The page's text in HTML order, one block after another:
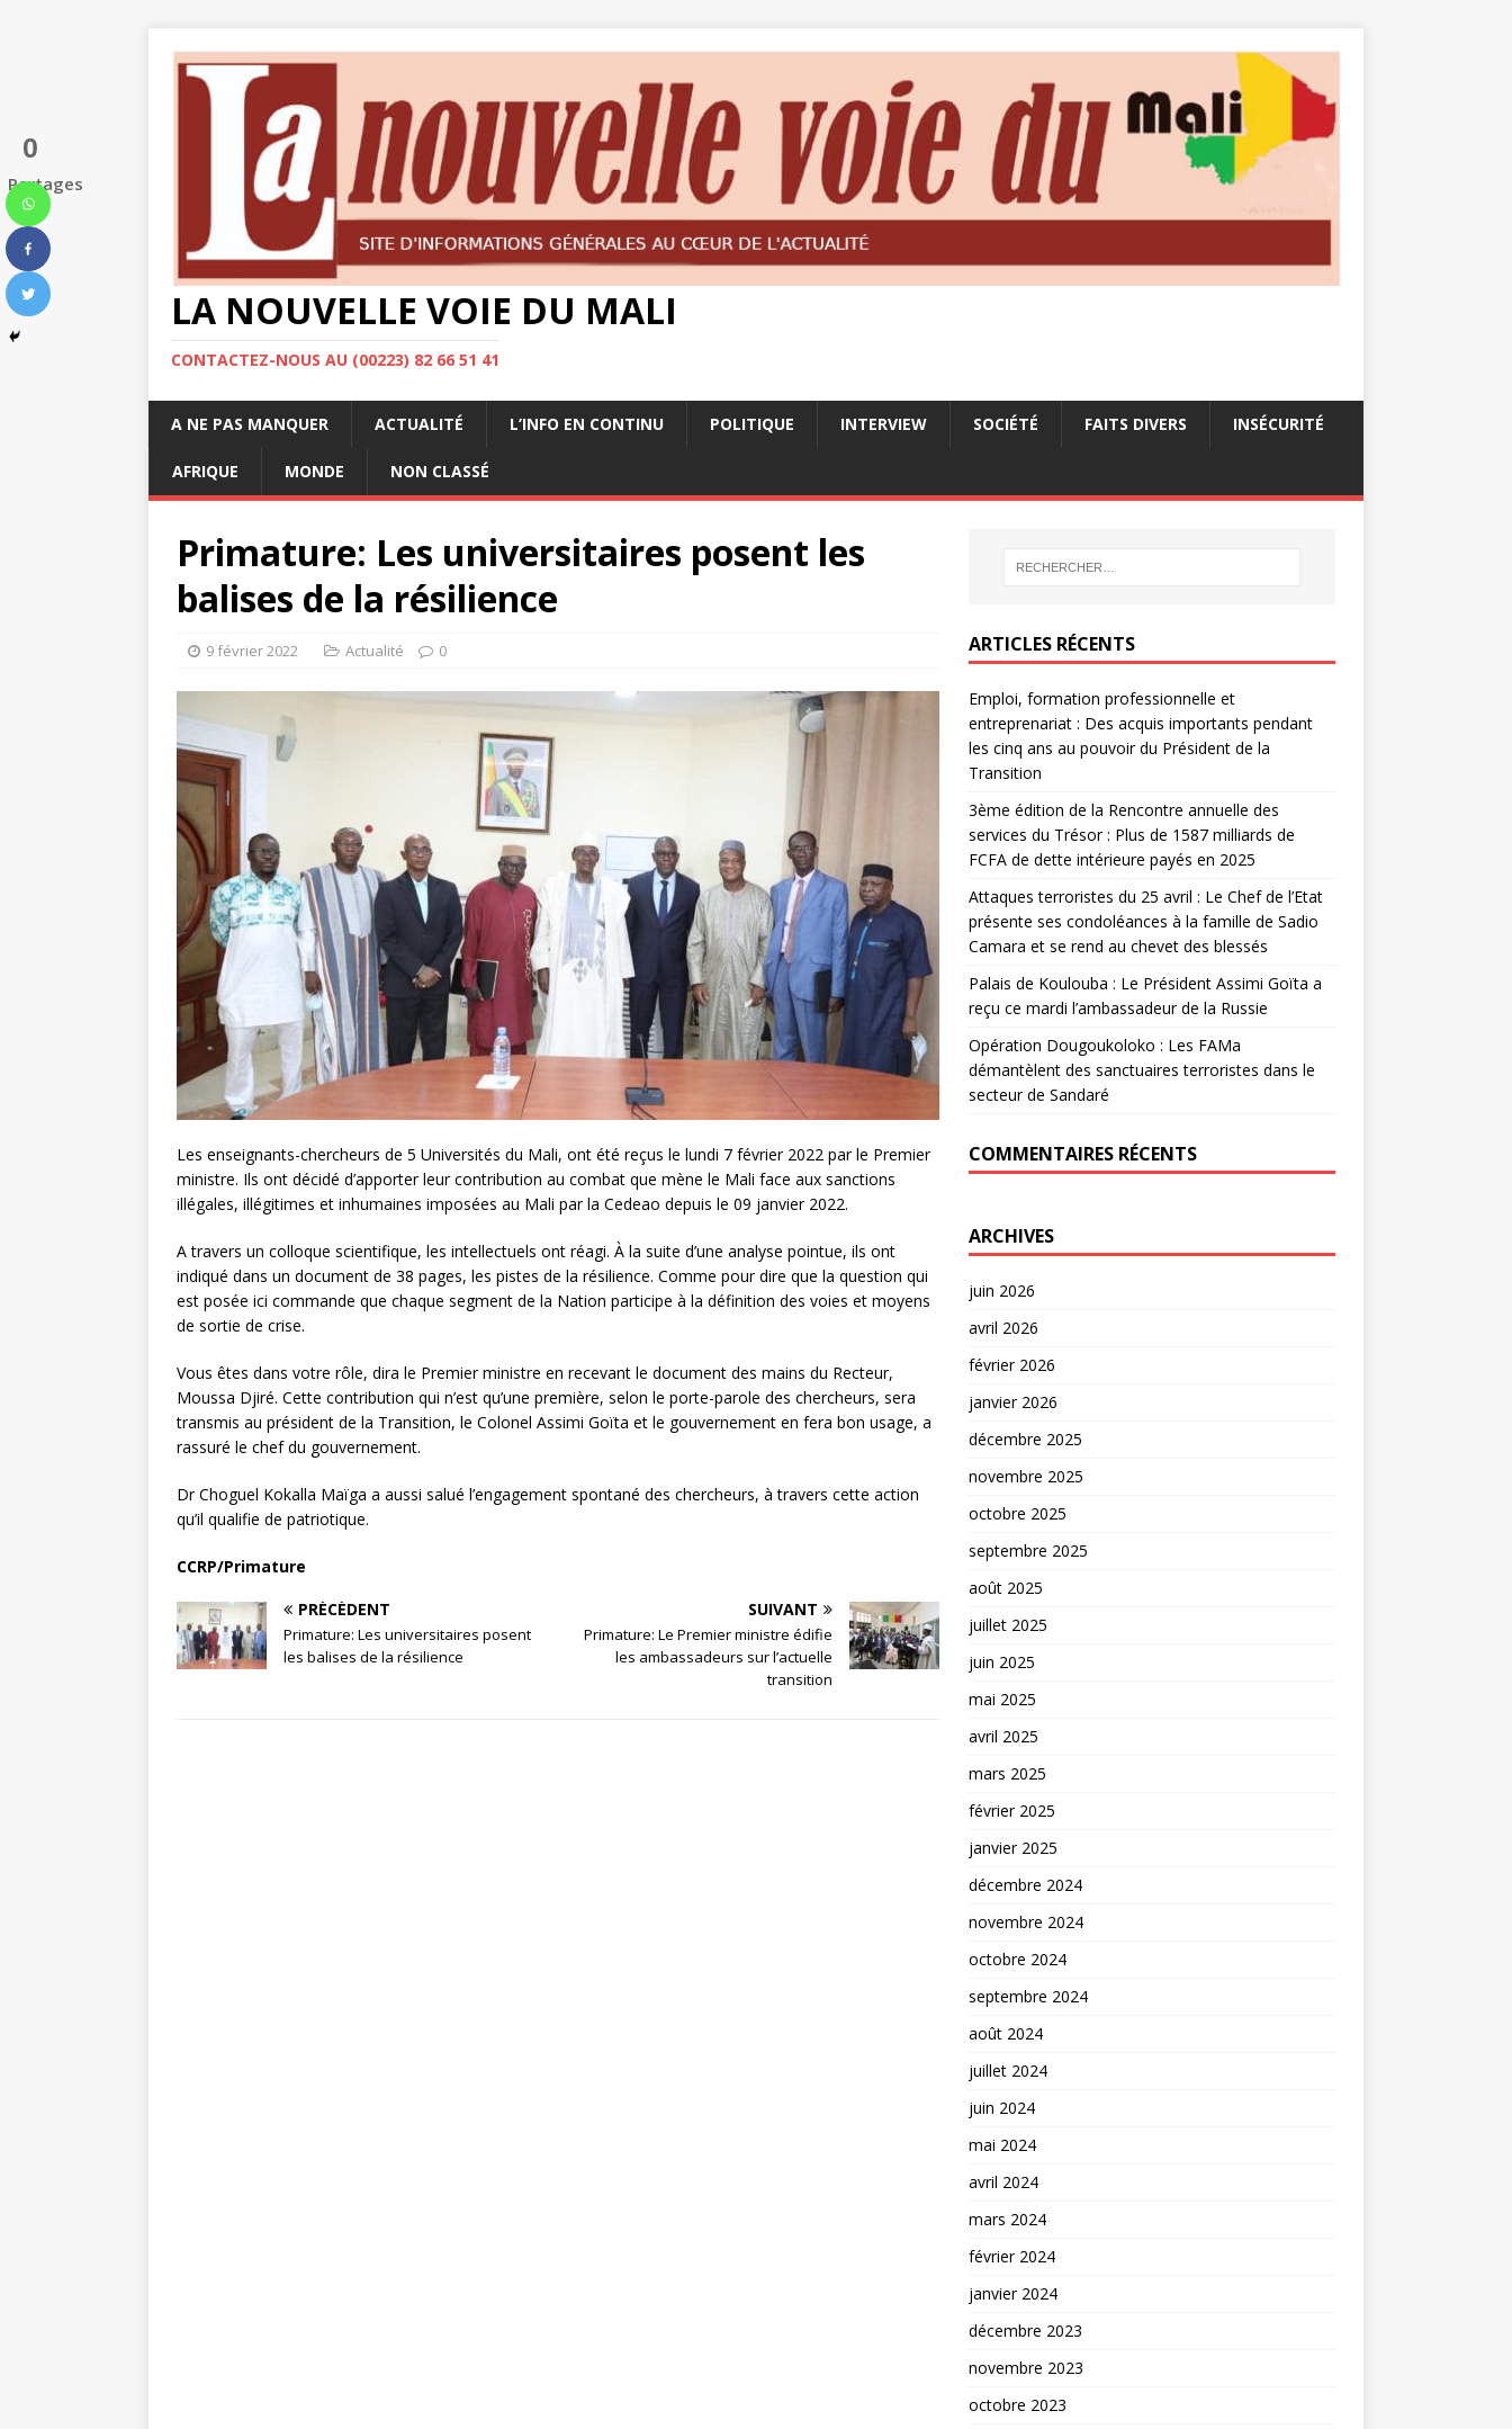
LA NOUVELLE VOIE DU MALI
CONTACTEZ-NOUS AU (00223) 82 66 51 41
A NE PAS MANQUER ACTUALITÉ L’INFO EN CONTINU POLITIQUE INTERVIEW SOCIÉTÉ FAITS DIVERS INSÉCURITÉ
AFRIQUE MONDE NON CLASSÉ
Primature: Les universitaires posent les
balises de la résilience
9 février 2022 Actualité 0
Les enseignants-chercheurs de 5 Universités du Mali, ont été reçus le lundi 7 février 2022 par le Premier
ministre. Ils ont décidé d’apporter leur contribution au combat que mène le Mali face aux sanctions
illégales, illégitimes et inhumaines imposées au Mali par la Cedeao depuis le 09 janvier 2022.
A travers un colloque scientifique, les intellectuels ont réagi. À la suite d’une analyse pointue, ils ont
indiqué dans un document de 38 pages, les pistes de la résilience. Comme pour dire que la question qui
est posée ici commande que chaque segment de la Nation participe à la définition des voies et moyens
de sortie de crise.
Vous êtes dans votre rôle, dira le Premier ministre en recevant le document des mains du Recteur,
Moussa Djiré. Cette contribution qui n’est qu’une première, selon le porte-parole des chercheurs, sera
transmis au président de la Transition, le Colonel Assimi Goïta et le gouvernement en fera bon usage, a
rassuré le chef du gouvernement.
Dr Choguel Kokalla Maïga a aussi salué l’engagement spontané des chercheurs, à travers cette action
qu’il qualifie de patriotique.
CCRP/Primature
0
Partages
PRÉCÉDENT
Primature: Les universitaires posent
les balises de la résilience
SUIVANT
Primature: Le Premier ministre édifie
les ambassadeurs sur l’actuelle
transition
ARTICLES RÉCENTS
Emploi, formation professionnelle et
entreprenariat : Des acquis importants pendant
les cinq ans au pouvoir du Président de la
Transition
3ème édition de la Rencontre annuelle des
services du Trésor : Plus de 1587 milliards de
FCFA de dette intérieure payés en 2025
Attaques terroristes du 25 avril : Le Chef de l’Etat
présente ses condoléances à la famille de Sadio
Camara et se rend au chevet des blessés
Palais de Koulouba : Le Président Assimi Goïta a
reçu ce mardi l’ambassadeur de la Russie
Opération Dougoukoloko : Les FAMa
démantèlent des sanctuaires terroristes dans le
secteur de Sandaré
COMMENTAIRES RÉCENTS
ARCHIVES
juin 2026
avril 2026
février 2026
janvier 2026
décembre 2025
novembre 2025
octobre 2025
septembre 2025
août 2025
juillet 2025
juin 2025
mai 2025
avril 2025
mars 2025
février 2025
janvier 2025
décembre 2024
novembre 2024
octobre 2024
septembre 2024
août 2024
juillet 2024
juin 2024
mai 2024
avril 2024
mars 2024
février 2024
janvier 2024
décembre 2023
novembre 2023
octobre 2023